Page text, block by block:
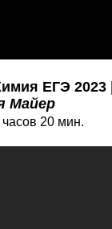
ЕГЭ 2023
Майер
20 мин.